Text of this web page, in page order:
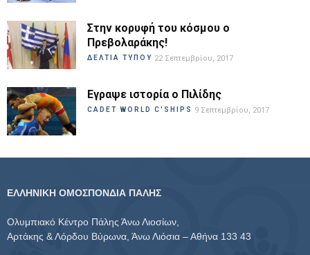
Στην κορυφή του κόσμου ο
Πρεβολαράκης!
ΔΕΛΤΙΑ ΤΥΠΟΥ 22 Σεπτεμβρίου, 2017
Εγραψε ιστορία ο Πιλίδης
CADET WORLD C'SHIPS 9 Σεπτεμβρίου, 2017
ΕΛΛΗΝΙΚΗ ΟΜΟΣΠΟΝΔΙΑ ΠΑΛΗΣ
Ολυμπιακό Κέντρο Πάλης Άνω Λιοσίων,
Αρτάκης & Λόρδου Βύρωνα, Άνω Λιόσια – Αθήνα 133 43